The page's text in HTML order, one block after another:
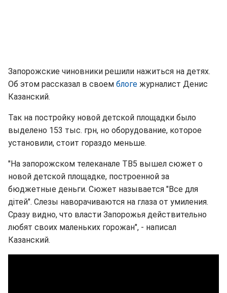
Запорожские чиновники решили нажиться на детях.
Об этом рассказал в своем блоге журналист Денис
Казанский.
Так на постройку новой детской площадки было
выделено 153 тыс. грн, но оборудование, которое
установили, стоит гораздо меньше.
"На запорожском телеканале ТВ5 вышел сюжет о
новой детской площадке, построенной за
бюджетные деньги. Сюжет называется "Все для
дітей". Слезы наворачиваются на глаза от умиления.
Сразу видно, что власти Запорожья действительно
любят своих маленьких горожан", - написал
Казанский.